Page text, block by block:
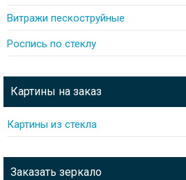
Витражи пескоструйные
Роспись по стеклу
Картины на заказ
Картины из стекла
Заказать зеркало